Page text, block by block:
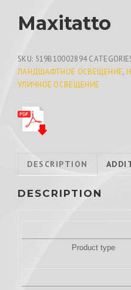
Maxitatto
SKU: 519B10002894
ЛАНДШАФТНОЕ ОСВЕЩЕНИЕ,
УЛИЧНОЕ ОСВЕЩЕНИЕ
DESCRIPTION
DESCRIPTION
Product type